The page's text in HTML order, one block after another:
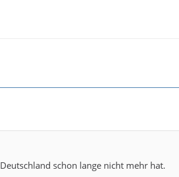
schon lange nicht mehr hat.